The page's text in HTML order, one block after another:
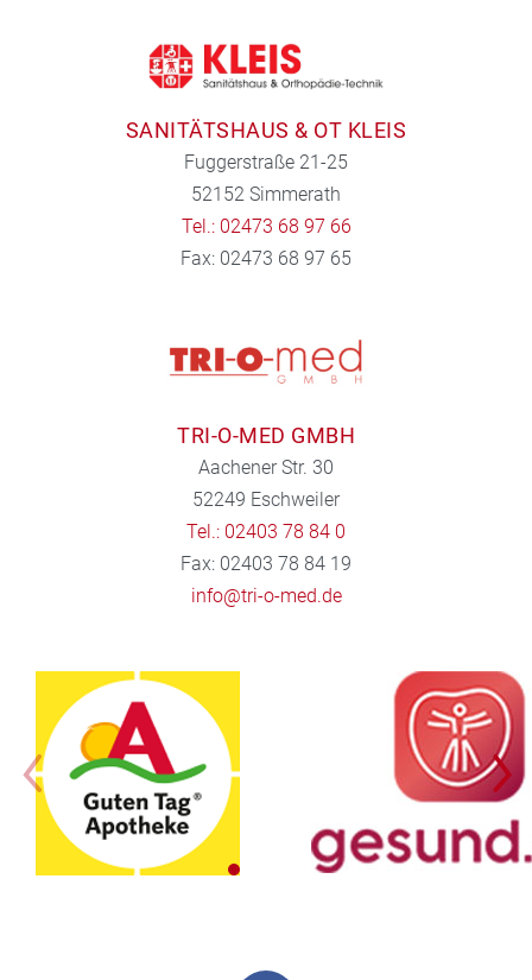
SANITÄTSHAUS & OT KLEIS
Fuggerstraße 21-25
52152 Simmerath
Tel.: 02473 68 97 66
Fax: 02473 68 97 65
TRI-O-MED GMBH
Aachener Str. 30
52249 Eschweiler
Tel.: 02403 78 84 0
Fax: 02403 78 84 19
info@tri-o-med.de